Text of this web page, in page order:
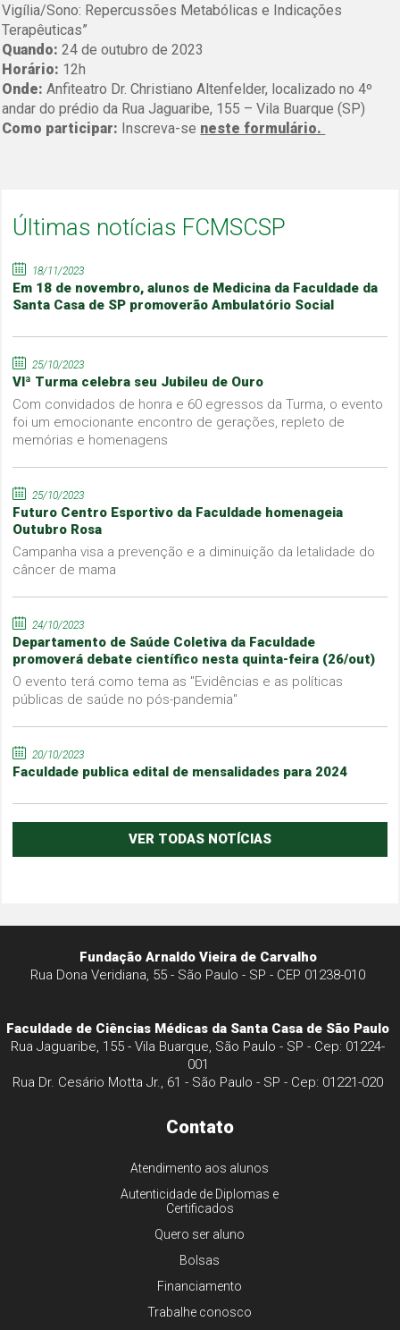
Vigília/Sono: Repercussões Metabólicas e Indicações
Terapêuticas”
Quando: 24 de outubro de 2023
Horário: 12h
Onde: Anfiteatro Dr. Christiano Altenfelder, localizado no 4º
andar do prédio da Rua Jaguaribe, 155 – Vila Buarque (SP)
Como participar: Inscreva-se neste formulário.
Últimas notícias FCMSCSP
18/11/2023
Em 18 de novembro, alunos de Medicina da Faculdade da
Santa Casa de SP promoverão Ambulatório Social
25/10/2023
VIª Turma celebra seu Jubileu de Ouro
Com convidados de honra e 60 egressos da Turma, o evento
foi um emocionante encontro de gerações, repleto de
memórias e homenagens
25/10/2023
Futuro Centro Esportivo da Faculdade homenageia
Outubro Rosa
Campanha visa a prevenção e a diminuição da letalidade do
câncer de mama
24/10/2023
Departamento de Saúde Coletiva da Faculdade
promoverá debate científico nesta quinta-feira (26/out)
O evento terá como tema as "Evidências e as políticas
públicas de saúde no pós-pandemia"
20/10/2023
Faculdade publica edital de mensalidades para 2024
VER TODAS NOTÍCIAS
Fundação Arnaldo Vieira de Carvalho
Rua Dona Veridiana, 55 - São Paulo - SP - CEP 01238-010
Faculdade de Ciências Médicas da Santa Casa de São Paulo
Rua Jaguaribe, 155 - Vila Buarque, São Paulo - SP - Cep: 01224-
001
Rua Dr. Cesário Motta Jr., 61 - São Paulo - SP - Cep: 01221-020
Contato
Atendimento aos alunos
Autenticidade de Diplomas e
Certificados
Quero ser aluno
Bolsas
Financiamento
Trabalhe conosco